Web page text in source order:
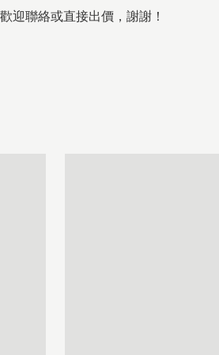
迎聯絡或直接出價，謝謝！